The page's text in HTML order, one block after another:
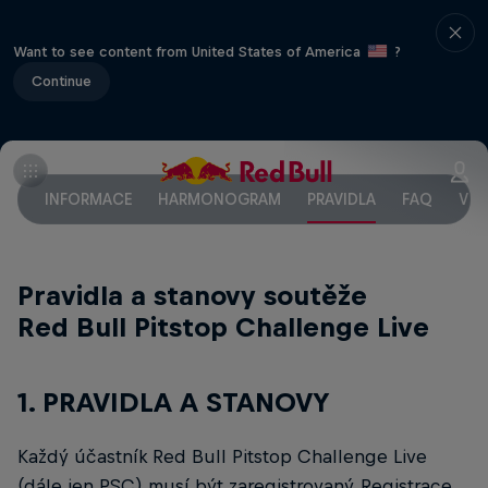
Want to see content from United States of America
?
Continue
INFORMACE HARMONOGRAM PRAVIDLA FAQ
Pravidla a stanovy soutěže
Red Bull Pitstop Challenge Live
1. PRAVIDLA A STANOVY
Každý účastník Red Bull Pitstop Challenge Live